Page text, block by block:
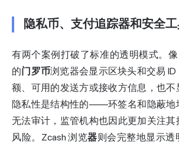
隐私币、支付追踪器和安全
有两个案例打破了标准的透明模式。像
的门罗币浏览器会显示区块头和交易
额、可用的发送方或接收方信息，也不
隐私性是结构性的——环签名和隐蔽地
无法审计，监管机构也因此更加关注
风险。Zcash 浏览器则会完整地显示透